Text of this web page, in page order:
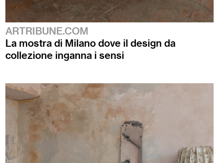
ARTRIBUNE.COM
La mostra di Milano dove il design da
collezione inganna i sensi